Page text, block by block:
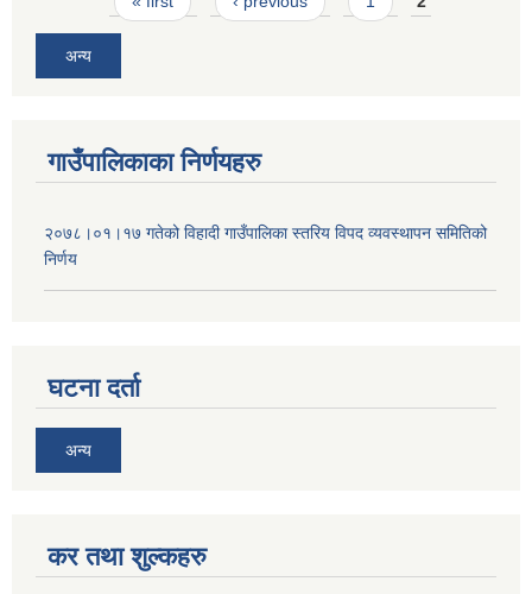
अन्य
गाउँपालिकाका निर्णयहरु
२०७८।०१।१७ गतेको विहादी गाउँपालिका स्तरिय विपद व्यवस्थापन समितिको
निर्णय
घटना दर्ता
अन्य
कर तथा शुल्कहरु